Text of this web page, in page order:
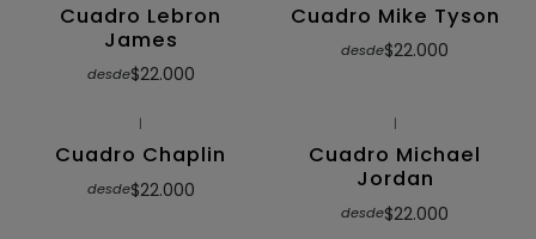
Cuadro Lebron
James
desde$22.000
Cuadro Mike Tyson
desde$22.000
|
Cuadro Chaplin
desde$22.000
|
Cuadro Michael
Jordan
desde$22.000